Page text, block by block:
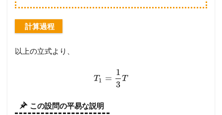
計算過程
以上の立式より、
T 1 =
1
3
T
この設問の平易な説明